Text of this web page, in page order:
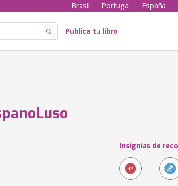
Brasil Portugal España
Publica tu libro
Insignias de